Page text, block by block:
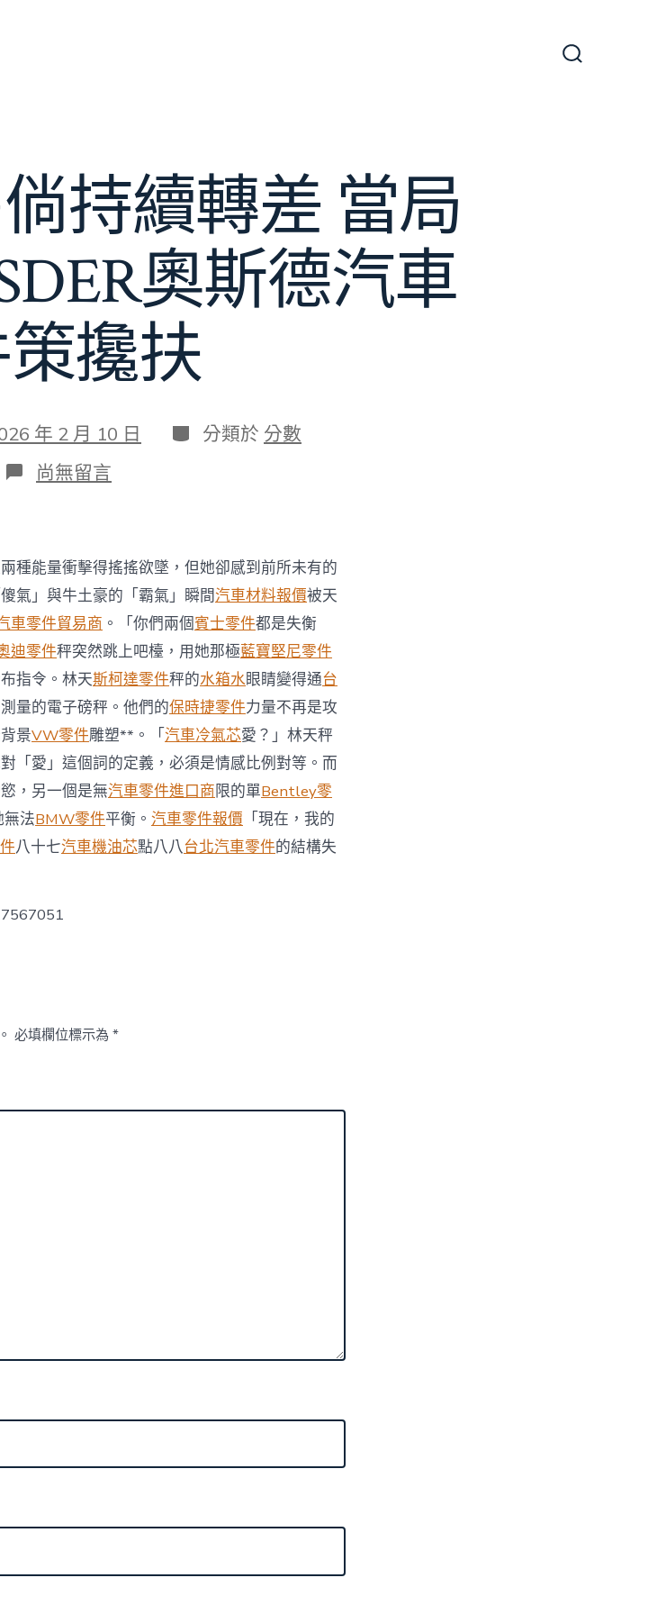
持續轉差 當局
奧斯德汽車
攙扶
年 2 月 10 日 分
類
分類於 分數
在
〈中
銷
售
倘
持
續
轉
差
當
局
再
出
臺
政
OSDER
奧
斯
車
零
尚無留言
種能量衝擊得搖搖欲墜，但她卻感到前所未有的
氣」與牛土豪的「霸氣」瞬間汽車材料報價被天
車零件貿易商 。「你們兩個賓士零件都是失衡
迪零件秤突然跳上吧檯，用她那極藍寶堅尼零件
指令。林天斯柯達零件秤的水箱水眼睛變得通台
量的電子磅秤。他們的保時捷零件力量不再是攻
景VW零件雕塑**。「汽車冷氣芯愛？」林天秤
「愛」這個詞的定義，必須是情感比例對等。而
，另一個是無汽車零件進口商限的單Bentley零
法BMW零件平衡。 汽車零件報價 「現在，我的
八十七汽車機油芯點八八台北汽車零件的結構失
必填欄位標示為 *